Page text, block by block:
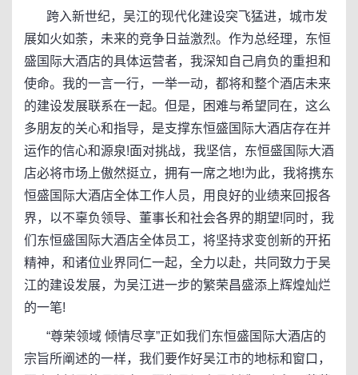
跨入新世纪，吴江的现代化建设突飞猛进，城市发
展如火如荼，未来的竞争日益激烈。作为总经理，东恒
盛国际大酒店的具体运营者，我深知自己肩负的重担和
使命。我的一言一行，一举一动，都将和整个酒店未来
的建设发展联系在一起。但是，困难与希望同在，这么
多朋友的关心和指导，是支撑东恒盛国际大酒店存在并
运作的信心和源泉!面对挑战，我坚信，东恒盛国际大酒
店必将市场上傲然挺立，拥有一席之地!为此，我将携东
恒盛国际大酒店全体工作人员，用良好的业绩来回报各
界，以不辜负领导、董事长和社会各界的期望!同时，我
们东恒盛国际大酒店全体员工，将坚持求变创新的开拓
精神，和诸位业界同仁一起，全力以赴，共同致力于吴
江的建设发展，为吴江进一步的繁荣昌盛添上辉煌灿烂
的一笔!
“尊荣领域 倾情尽享”正如我们东恒盛国际大酒店的
宗旨所阐述的一样，我们要作好吴江市的地标和窗口，